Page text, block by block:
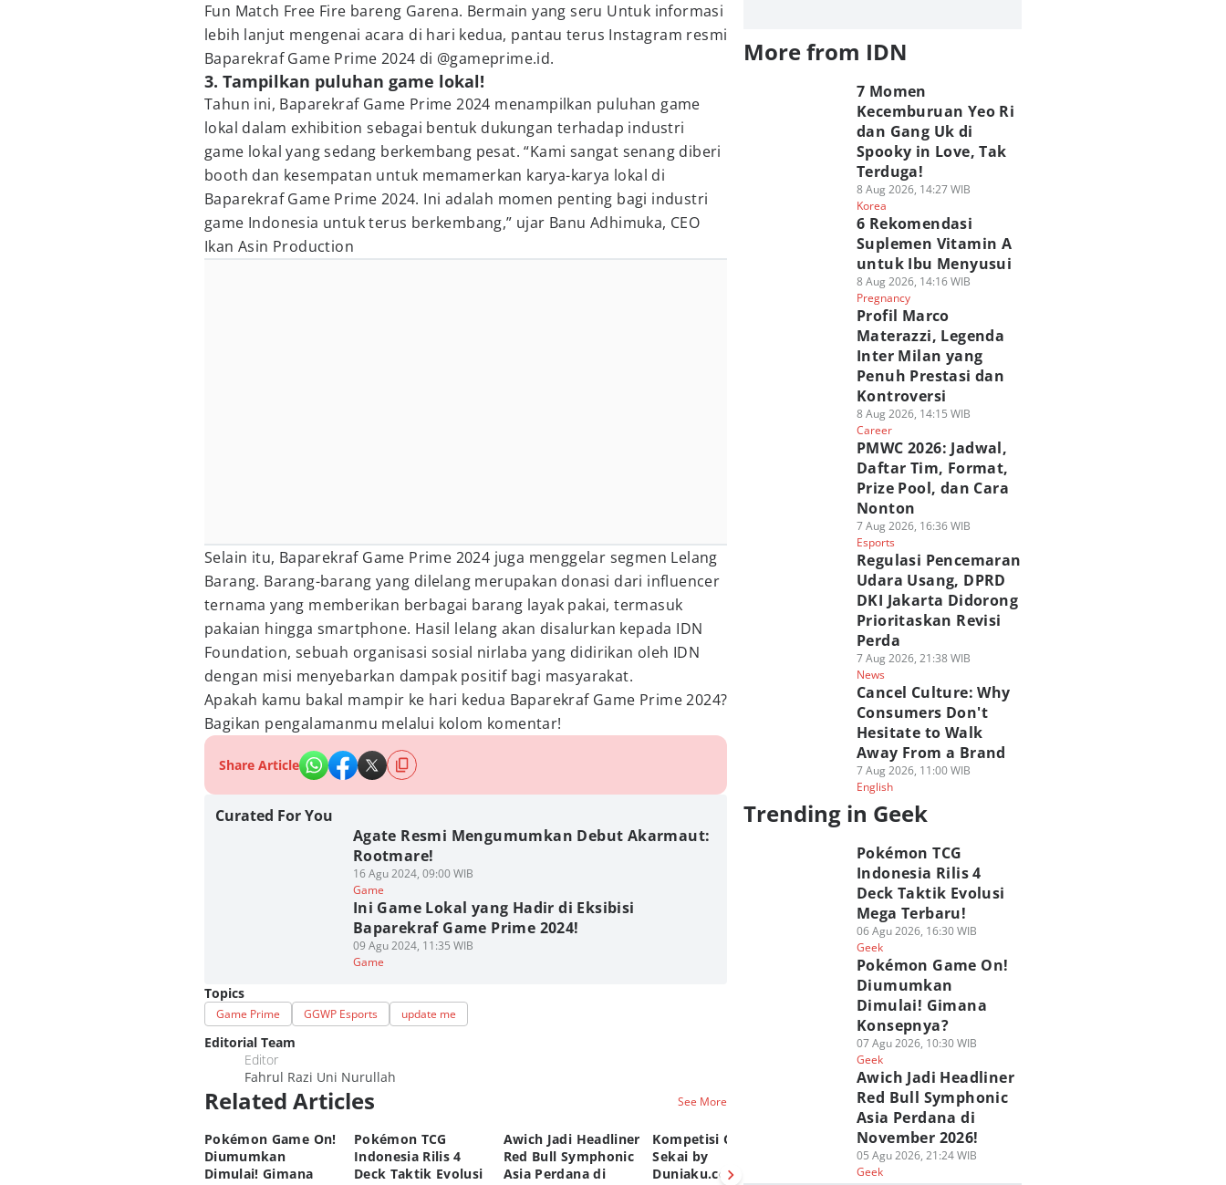
Fun Match Free Fire bareng Garena. Bermain yang seru Untuk informasi
lebih lanjut mengenai acara di hari kedua, pantau terus Instagram resmi
Baparekraf Game Prime 2024 di @gameprime.id.
3. Tampilkan puluhan game lokal!
Tahun ini, Baparekraf Game Prime 2024 menampilkan puluhan game
lokal dalam exhibition sebagai bentuk dukungan terhadap industri
game lokal yang sedang berkembang pesat. “Kami sangat senang diberi
booth dan kesempatan untuk memamerkan karya-karya lokal di
Baparekraf Game Prime 2024. Ini adalah momen penting bagi industri
game Indonesia untuk terus berkembang,” ujar Banu Adhimuka, CEO
Ikan Asin Production
Selain itu, Baparekraf Game Prime 2024 juga menggelar segmen Lelang
Barang. Barang-barang yang dilelang merupakan donasi dari influencer
ternama yang memberikan berbagai barang layak pakai, termasuk
pakaian hingga smartphone. Hasil lelang akan disalurkan kepada IDN
Foundation, sebuah organisasi sosial nirlaba yang didirikan oleh IDN
dengan misi menyebarkan dampak positif bagi masyarakat.
Apakah kamu bakal mampir ke hari kedua Baparekraf Game Prime 2024?
Bagikan pengalamanmu melalui kolom komentar!
Share Article
Curated For You
Agate Resmi Mengumumkan Debut Akarmaut:
Rootmare!
16 Agu 2024, 09:00 WIB
Game
Ini Game Lokal yang Hadir di Eksibisi
Baparekraf Game Prime 2024!
09 Agu 2024, 11:35 WIB
Game
Topics
Game Prime GGWP Esports update me
Editorial Team
Editor
Fahrul Razi Uni Nurullah
Related Articles See More
Pokémon Game On!
Diumumkan
Dimulai! Gimana
Pokémon TCG
Indonesia Rilis 4
Deck Taktik Evolusi
Awich Jadi Headliner
Red Bull Symphonic
Asia Perdana di
Kompetisi Comic
Sekai by
Duniaku.com, Total
TCG Marvel Hero
Rush Resmi Hadir di
Gramedia! Brewek
[QUIZ] Seberapa
Wibu Kamu? Uji
More from IDN
7 Momen
Kecemburuan Yeo Ri
dan Gang Uk di
Spooky in Love, Tak
Terduga!
8 Aug 2026, 14:27 WIB
Korea
6 Rekomendasi
Suplemen Vitamin A
untuk Ibu Menyusui
8 Aug 2026, 14:16 WIB
Pregnancy
Profil Marco
Materazzi, Legenda
Inter Milan yang
Penuh Prestasi dan
Kontroversi
8 Aug 2026, 14:15 WIB
Career
PMWC 2026: Jadwal,
Daftar Tim, Format,
Prize Pool, dan Cara
Nonton
7 Aug 2026, 16:36 WIB
Esports
Regulasi Pencemaran
Udara Usang, DPRD
DKI Jakarta Didorong
Prioritaskan Revisi
Perda
7 Aug 2026, 21:38 WIB
News
Cancel Culture: Why
Consumers Don't
Hesitate to Walk
Away From a Brand
7 Aug 2026, 11:00 WIB
English
Trending in Geek
Pokémon TCG
Indonesia Rilis 4
Deck Taktik Evolusi
Mega Terbaru!
06 Agu 2026, 16:30 WIB
Geek
Pokémon Game On!
Diumumkan
Dimulai! Gimana
Konsepnya?
07 Agu 2026, 10:30 WIB
Geek
Awich Jadi Headliner
Red Bull Symphonic
Asia Perdana di
November 2026!
05 Agu 2026, 21:24 WIB
Geek